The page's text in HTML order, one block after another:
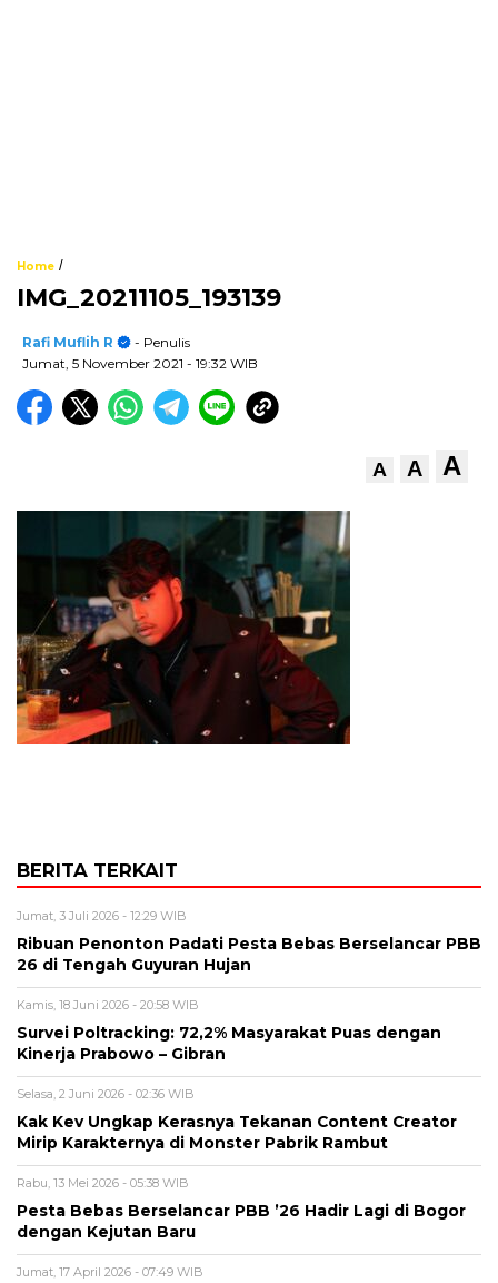
Home /
IMG_20211105_193139
Rafi Muflih R
- Penulis
Jumat, 5 November 2021 - 19:32 WIB
A A A
BERITA TERKAIT
Jumat, 3 Juli 2026 - 12:29 WIB
Ribuan Penonton Padati Pesta Bebas Berselancar PBB
26 di Tengah Guyuran Hujan
Kamis, 18 Juni 2026 - 20:58 WIB
Survei Poltracking: 72,2% Masyarakat Puas dengan
Kinerja Prabowo – Gibran
Selasa, 2 Juni 2026 - 02:36 WIB
Kak Kev Ungkap Kerasnya Tekanan Content Creator
Mirip Karakternya di Monster Pabrik Rambut
Rabu, 13 Mei 2026 - 05:38 WIB
Pesta Bebas Berselancar PBB ’26 Hadir Lagi di Bogor
dengan Kejutan Baru
Jumat, 17 April 2026 - 07:49 WIB